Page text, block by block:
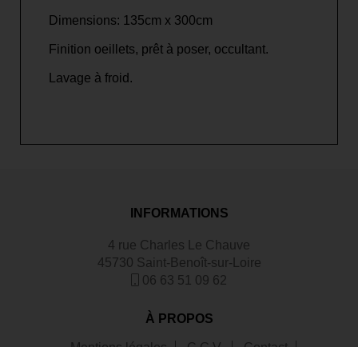
Dimensions: 135cm x 300cm
Finition oeillets, prêt à poser, occultant.
Lavage à froid.
INFORMATIONS
4 rue Charles Le Chauve
45730 Saint-Benoît-sur-Loire
06 63 51 09 62
À PROPOS